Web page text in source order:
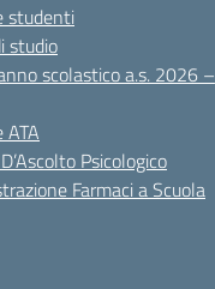
studenti
studio
scolastico a.s. 2026 –
ATA
Psicologico
Farmaci a Scuola